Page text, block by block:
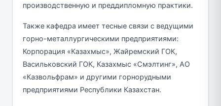
производственную и преддипломную практики.
Также кафедра имеет тесные связи с ведущими
горно-металлургическими предприятиями:
Корпорация «Казахмыс», Жайремский ГОК,
Васильковский ГОК, Казахмыс «Смэлтинг», АО
«Казвольфрам» и другими горнорудными
предприятиями Республики Казахстан.